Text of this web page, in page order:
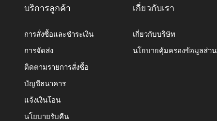
บริการลูกค้า
การสั่งซื้อและชำระเงิน
การจัดส่ง
ติดตามรายการสั่งซื้อ
บัญชีธนาคาร
แจ้งเงินโอน
นโยบายรับคืน
เกี่ยวกับเรา
เกี่ยวกับบริษัท
นโยบายคุ้มครองข้อมูลส่ว